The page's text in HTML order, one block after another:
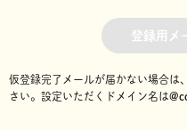
登録用メ
仮登録完了メールが届かない場合は
さい。 設定いただくドメイン名は